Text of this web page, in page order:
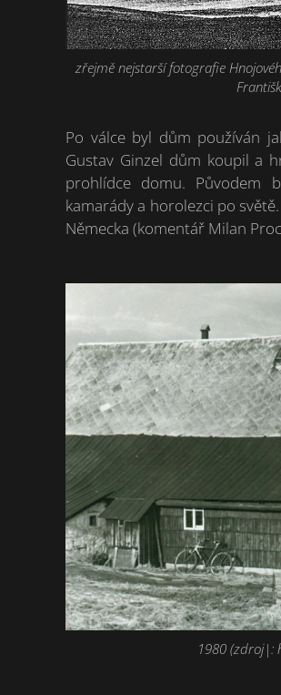
zřejmě nejstarší fotografie
Po válce byl dům používán
Gustav Ginzel dům koupil a
prohlídce domu. Původem
kamarády a horolezci po
Německa (komentář Milan
1980 (zdroj|: